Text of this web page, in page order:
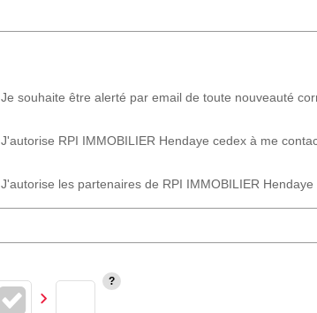
Je souhaite être alerté par email de toute nouveauté
J'autorise RPI IMMOBILIER Hendaye cedex à me
J'autorise les partenaires de RPI IMMOBILIER